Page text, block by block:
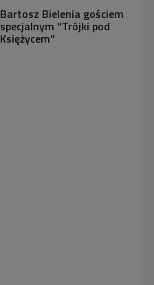
Bartosz Bielenia gościem
specjalnym "Trójki pod
Księżycem"